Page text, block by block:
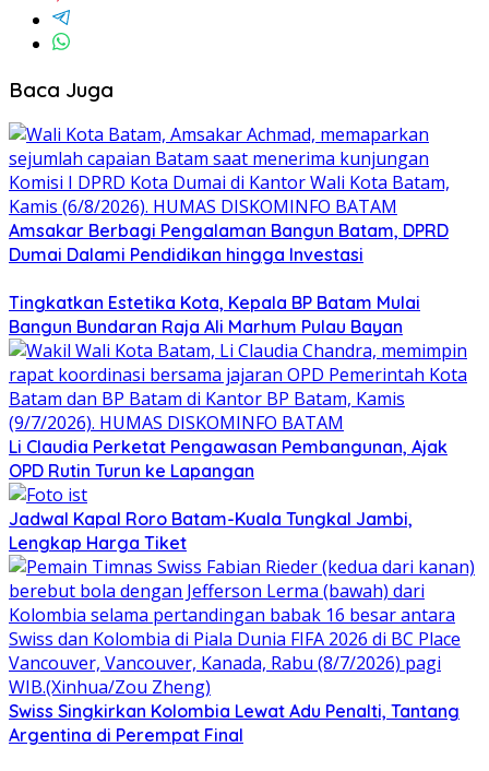
Baca Juga
Amsakar Berbagi Pengalaman Bangun Batam, DPRD
Dumai Dalami Pendidikan hingga Investasi
Tingkatkan Estetika Kota, Kepala BP Batam Mulai
Bangun Bundaran Raja Ali Marhum Pulau Bayan
Li Claudia Perketat Pengawasan Pembangunan, Ajak
OPD Rutin Turun ke Lapangan
Jadwal Kapal Roro Batam-Kuala Tungkal Jambi,
Lengkap Harga Tiket
Swiss Singkirkan Kolombia Lewat Adu Penalti, Tantang
Argentina di Perempat Final